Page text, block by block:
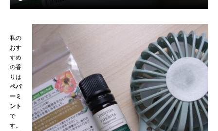
私の
おす
すめ
の香
りは
ペパ
ーミ
ント
で
す。